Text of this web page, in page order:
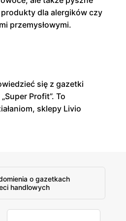
dla alergików czy
przemysłowymi.
się z gazetki
Profit”. To
sklepy Livio
o gazetkach
handlowych